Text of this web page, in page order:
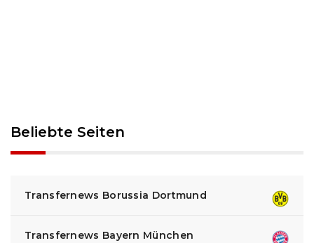
Beliebte Seiten
Transfernews Borussia Dortmund
Transfernews Bayern München